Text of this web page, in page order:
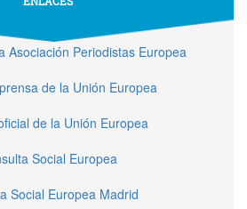
Asociación Periodistas Europea
de la Unión Europea
de la Unión Europea
Social Europea
Social Europea Madrid